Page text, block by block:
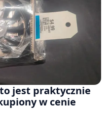
jest praktycznie
w cenie